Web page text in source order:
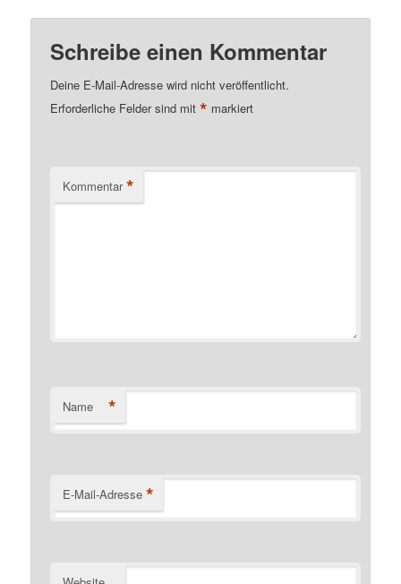
Schreibe einen Kommentar
Deine E-Mail-Adresse wird nicht veröffentlicht.
Erforderliche Felder sind mit* markiert
Kommentar *
Name *
E-Mail-Adresse *